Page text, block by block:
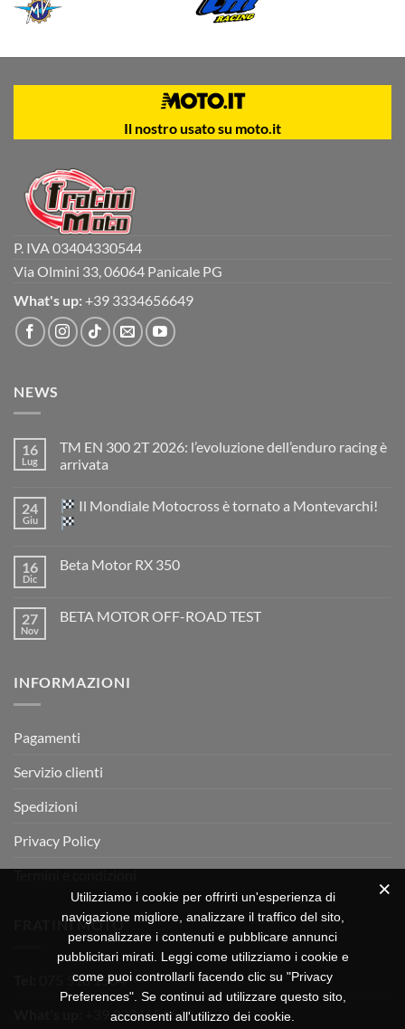
Il nostro usato su moto.it
P. IVA 03404330544
Via Olmini 33, 06064 Panicale PG
What's up: +39 3334656649
NEWS
16
Lug
TM EN 300 2T 2026: l’evoluzione dell’enduro racing è
arrivata
su
TM
EN
2026:
è
arrivata
24
Giu
Il Mondiale Motocross è tornato a Montevarchi!
su
Motocross
è
16
Dic
Beta Motor RX 350
Beta
27
Nov
BETA MOTOR OFF-ROAD TEST
MOTOR
INFORMAZIONI
Pagamenti
Servizio clienti
Spedizioni
Privacy Policy
Termini e condizioni
FRATINI MOTO
075 518 1504
+39 3334656649
Utilizziamo i cookie per offrirti un'esperienza di
navigazione migliore, analizzare il traffico del sito,
personalizzare i contenuti e pubblicare annunci
pubblicitari mirati. Leggi come utilizziamo i cookie e
come puoi controllarli facendo clic su "Privacy
Preferences". Se continui ad utilizzare questo sito,
acconsenti all'utilizzo dei cookie.